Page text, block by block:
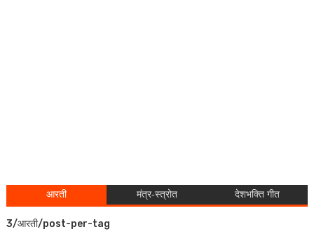
आरती मंत्र-स्त्रोत देशभक्ति गीत
3/आरती/post-per-tag